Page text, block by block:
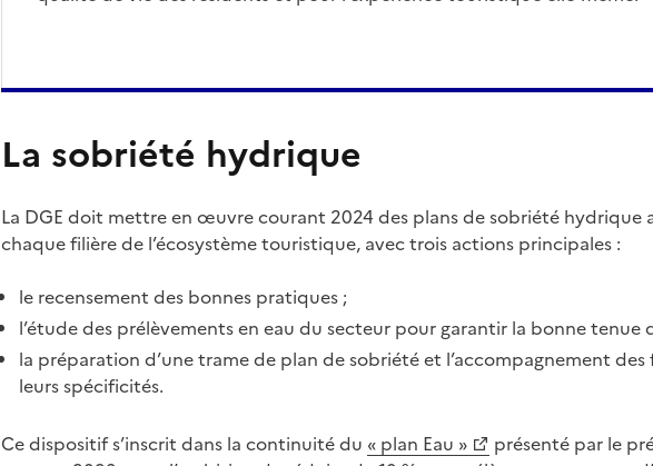
La sobriété hydrique
La DGE doit mettre en œuvre courant 2024 des plans de sobriété hydrique
chaque filière de l’écosystème touristique, avec trois actions principales :
le recensement des bonnes pratiques ;
l’étude des prélèvements en eau du secteur pour garantir la bonne tenue
la préparation d’une trame de plan de sobriété et l’accompagnement des
leurs spécificités.
Ce dispositif s’inscrit dans la continuité du « plan Eau »
présenté par le